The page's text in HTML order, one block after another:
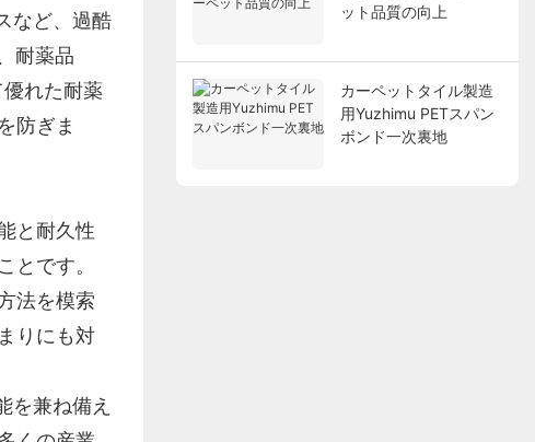
など、過酷
耐薬品
れた耐薬
防ぎま
と耐久性
とです。
法を模索
りにも対
を兼ね備え
ット品質の向上
カーペットタイル製造
用Yuzhimu PETスパン
ボンド一次裏地